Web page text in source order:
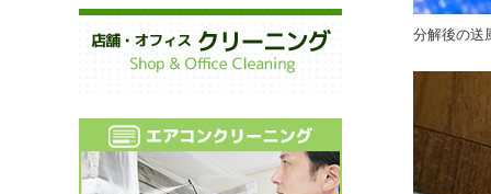
分解後の送